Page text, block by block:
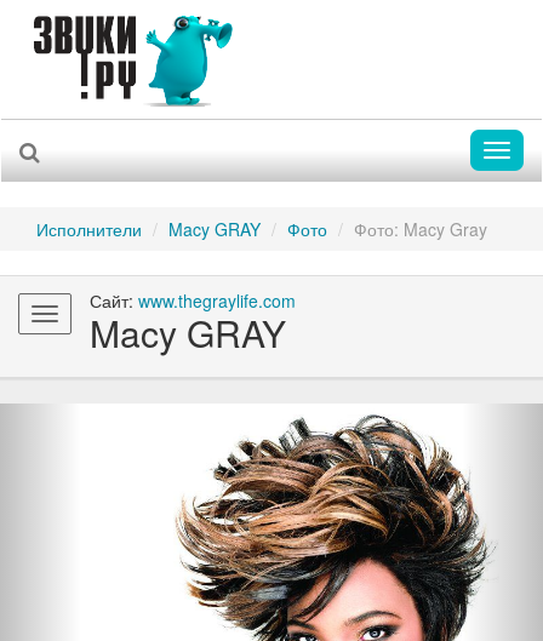
Исполнители Macy GRAY Фото Фото: Macy Gray
Toggle
navigation
Сайт: www.thegraylife.com
Macy GRAY